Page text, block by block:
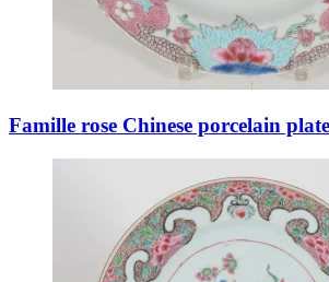
Famille rose Chinese porcelain